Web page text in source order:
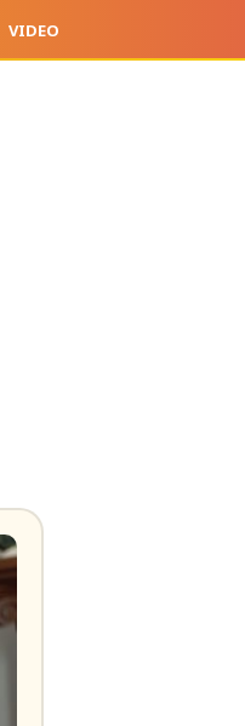
VIDEO